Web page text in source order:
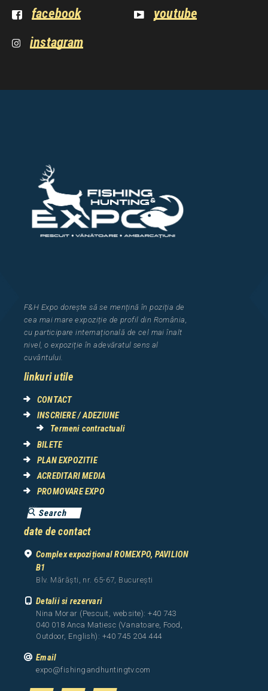
facebook
youtube
instagram
F&H Expo dorește să se mențină în poziția de
cea mai mare expoziție de profil din România,
cu participare internațională de cel maiînalt
nivel, o expoziție în adevăratul sens al
cuvântului.
linkuri utile
CONTACT
INSCRIERE / ADEZIUNE
Termeni contractuali
BILETE
PLAN EXPOZITIE
ACREDITARI MEDIA
PROMOVARE EXPO
date de contact
Complex expozițional ROMEXPO, PAVILION
B1
Blv. Mărăști, nr. 65-67, București
Detalii si rezervari
Nina Morar (Pescuit, website): +40 743
040 018 Anca Matiesc (Vanatoare, Food,
Outdoor, English): +40 745 204 444
Email
expo@fishingandhuntingtv.com